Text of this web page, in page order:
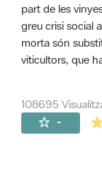
part de les
greu crisi social
morta són
viticultors, que
108695
-